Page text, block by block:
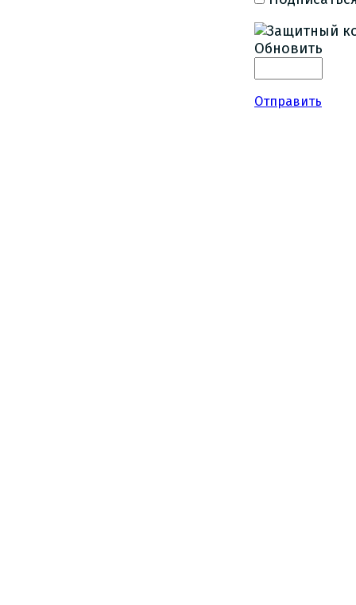
Обновить
Отправить